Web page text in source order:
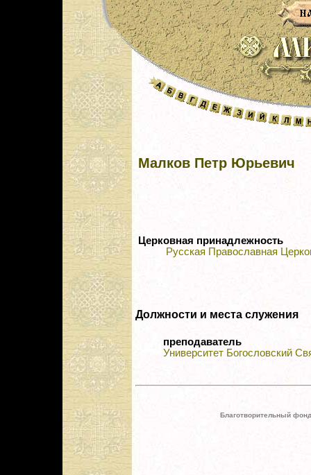
Малков Петр Юрьевич
Церковная принадлежность
Русская Православная
Должности и места служения
преподаватель
Университет Богословский
Благотворительный